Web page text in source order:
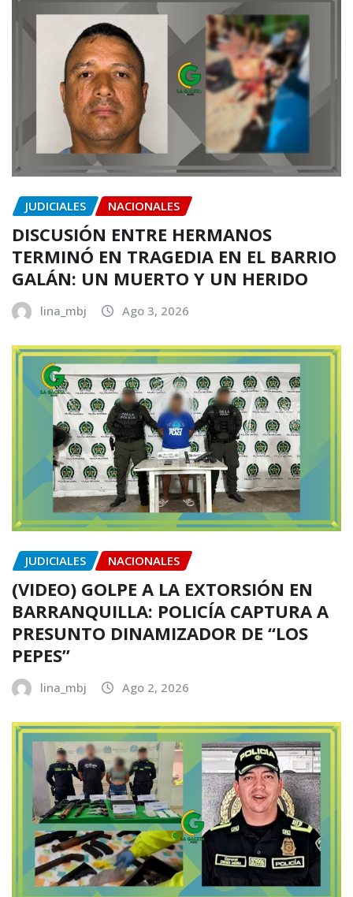
JUDICIALES NACIONALES
DISCUSIÓN ENTRE HERMANOS
TERMINÓ EN TRAGEDIA EN EL BARRIO
GALÁN: UN MUERTO Y UN HERIDO
lina_mbj Ago 3, 2026
JUDICIALES NACIONALES
(VIDEO) GOLPE A LA EXTORSIÓN EN
BARRANQUILLA: POLICÍA CAPTURA A
PRESUNTO DINAMIZADOR DE “LOS
PEPES”
lina_mbj Ago 2, 2026